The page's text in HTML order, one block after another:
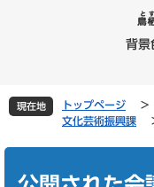
文
背景
現在地 トップページ >
文化芸術振興課